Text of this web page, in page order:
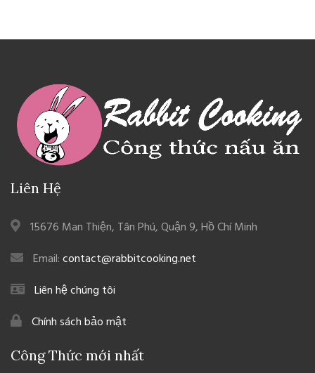
Liên Hệ
15676 Man Thiện, Tân Phú, Quận 9, Hồ Chí Minh
Email:contact@rabbitcooking.net
Liên hệ chúng tôi
Chính sách bảo mật
Công Thức mới nhất